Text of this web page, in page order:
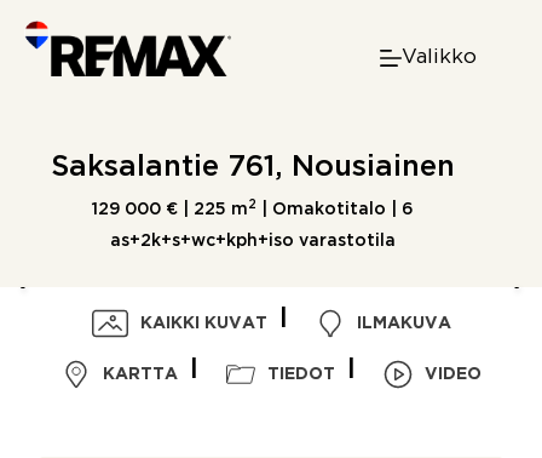
content
Valikko
Saksalantie 761, Nousiainen
129 000 € | 225 m 2 | Omakotitalo | 6
as+2k+s+wc+kph+iso varastotila
KAIKKI KUVAT ILMAKUVA
KARTTA TIEDOT VIDEO